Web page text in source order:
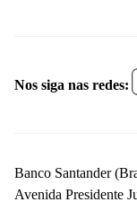
Nos siga nas redes:
Banco Santander
Avenida Presidente